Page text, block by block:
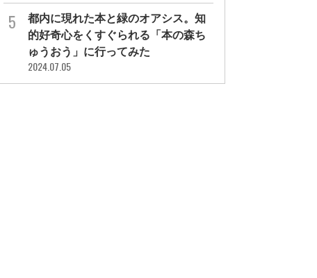
インタビュー
「座学だけでは受からなかったか
も」。山中綾華の社労士試験...
資格・検定のこと
都内に現れた本と緑のオアシス。知
的好奇心をくすぐられる「本の森ち
ゅうおう」に行ってみた
2024.07.05